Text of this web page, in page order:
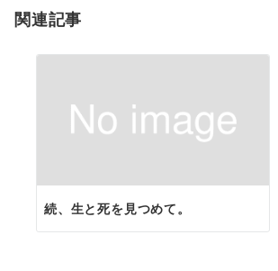
ン
関連記事
続、生と死を見つめて。